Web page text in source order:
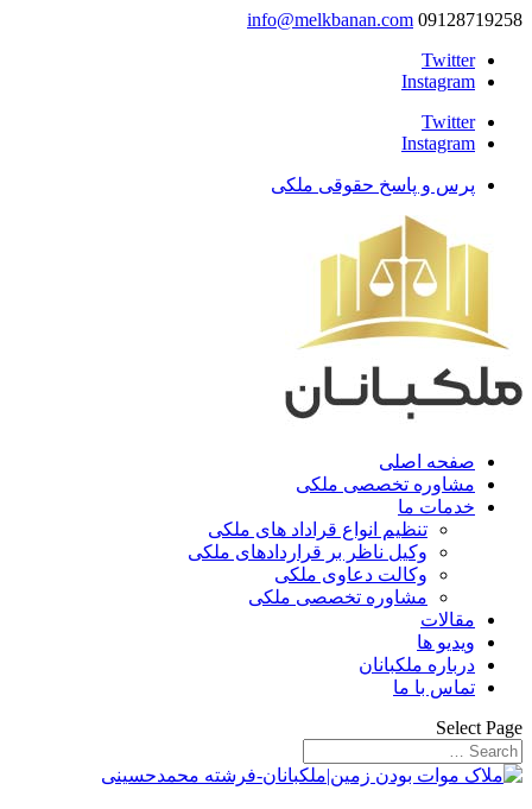
09128719258
info@melkbanan.com
Twitter
Instagram
Twitter
Instagram
پرس و پاسخ حقوقی ملکی
صفحه اصلی
مشاوره تخصصی ملکی
خدمات ما
تنظیم انواع قراداد های ملکی
وکیل ناظر بر قراردادهای ملکی
وکالت دعاوی ملکی
مشاوره تخصصی ملکی
مقالات
ویدیو ها
درباره ملکبانان
تماس با ما
Select Page